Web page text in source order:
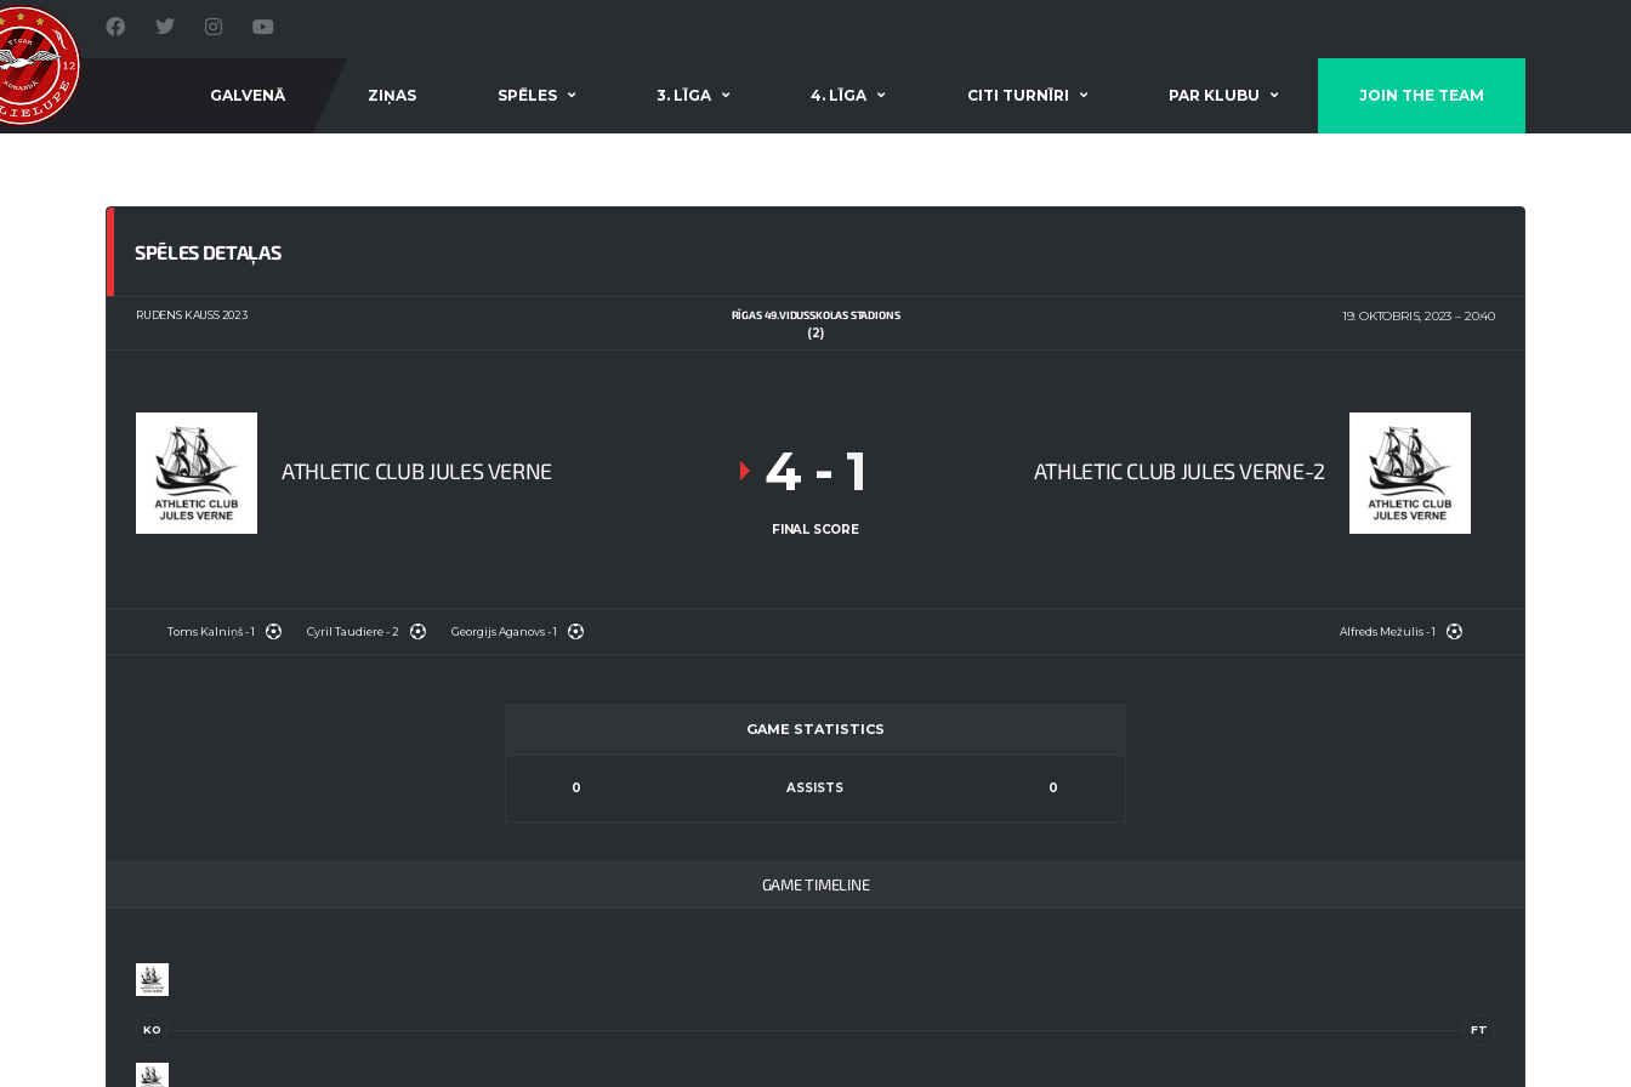
GALVENĀ ZIŅAS SPĒLES 3. LĪGA 4. LĪGA CITI TURNĪRI PAR KLUBU JOIN THE TEAM
SPĒLES DETAĻAS
RUDENS KAUSS 2023 RĪGAS 49.VIDUSSKOLAS STADIONS 19. OKTOBRIS, 2023
20:40
(2)
ATHLETIC CLUB JULES VERNE ATHLETIC CLUB JULES VERNE-2
4 - 1
FINAL SCORE
Toms Kalniņš - 1 Cyril Taudiere - 2 Georgijs Aganovs - 1 Alfreds Mežulis - 1
GAME STATISTICS
0 ASSISTS 0
GAME TIMELINE
KO FT